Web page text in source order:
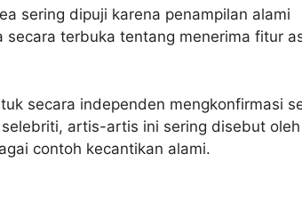
sering dipuji karena penampilan alami
secara terbuka tentang menerima fitur
secara independen mengkonfirmasi
artis-artis ini sering disebut oleh
contoh kecantikan alami.